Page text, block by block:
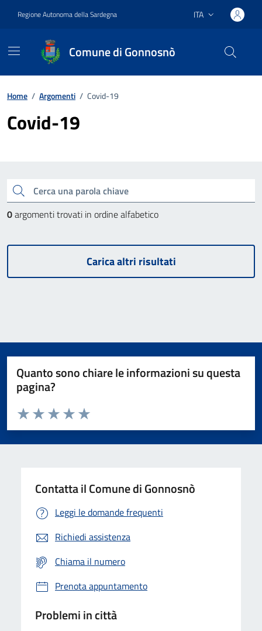
Regione Autonoma della Sardegna Lingua attiva:
ITA
Comune di Gonnosnò
Home / Argomenti / Covid-19
Covid-19
Cerca una parola chiave
0argomenti trovati in ordine alfabetico
Carica altri risultati
Quanto sono chiare le informazioni su questa
pagina?
Valuta da 1 a 5 stelle la pagina
Valuta 5 stelle su 5
Valuta 4 stelle su 5
Valuta 3 stelle su 5
Valuta 2 stelle su 5
Valuta 1 stelle su 5
Contatta il Comune di Gonnosnò
Leggi le domande frequenti
Richiedi assistenza
Chiama il numero
Prenota appuntamento
Problemi in città